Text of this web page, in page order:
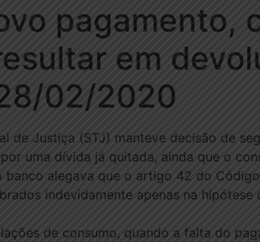
pagamento,
em
02/2020
de Justiça (STJ) manteve decisão de
uma dívida já quitada, ainda que o
alegava que o artigo 42 do
indevidamente apenas na hipótese
de consumo, quando a falta do